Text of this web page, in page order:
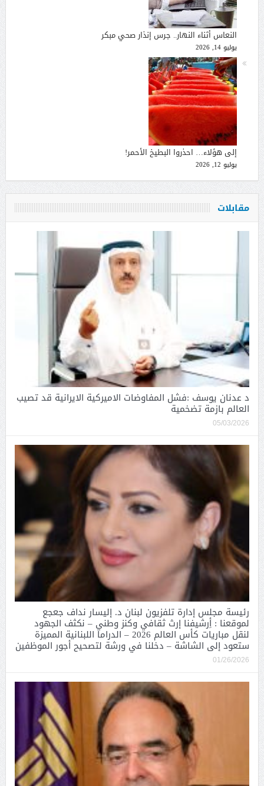
النعاس أثناء النهار.. جرس إنذار صحي مبكر
يوليو 14, 2026
إلى هؤلاء… احذروا البطيخ الأحمر!
يوليو 12, 2026
مقابلات
د عدنان يوسف :فشل المفاوضات الاميركية الايرانية قد تصيب
العالم بازمة تضخمية
05/03/2026
رئيسة مجلس إدارة تلفزيون لبنان د. إليسار نداف جعجع
لموقعنا : أِرشيفنا إرث ثقافي وكنز وطني – نكثف الجهود
لنقل مباريات كأس العالم 2026 – الدراما اللبنانية المميزة
ستعود إلى الشاشة – دخلنا في ورشة لتصحيح أجور الموظفين
01/26/2026